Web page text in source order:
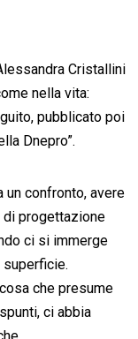
Cristallini
nella vita:
pubblicato poi
Dnepro”.
un confronto, avere
di progettazione
ci si immerge
che presume
ci abbia